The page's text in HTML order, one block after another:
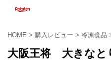
HOME > 購入レビュー > 冷凍食品
大阪王将 大きなと